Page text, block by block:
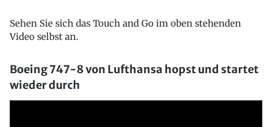
Sehen Sie sich das Touch and Go im oben stehenden
Video selbst an.
Boeing 747-8 von Lufthansa hopst und startet
wieder durch